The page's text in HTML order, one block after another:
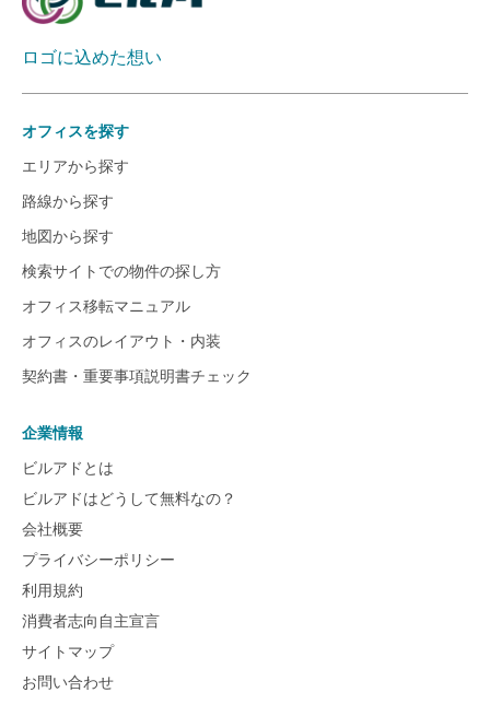
ロゴに込めた想い
オフィスを探す
エリアから探す
路線から探す
地図から探す
検索サイトでの物件の探し方
オフィス移転マニュアル
オフィスのレイアウト・内装
契約書・重要事項説明書チェック
企業情報
ビルアドとは
ビルアドはどうして無料なの？
会社概要
プライバシーポリシー
利用規約
消費者志向自主宣言
サイトマップ
お問い合わせ